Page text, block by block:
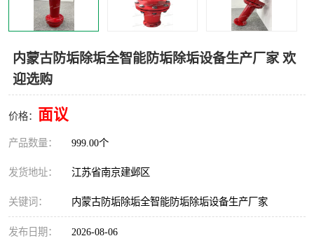
内蒙古防垢除垢全智能防垢除垢设备生产厂家 欢
迎选购
价格： 面议
产品数量： 999.00个
发货地址： 江苏省南京建邺区
关键词： 内蒙古防垢除垢全智能防垢除垢设备生产厂家
发布日期： 2026-08-06